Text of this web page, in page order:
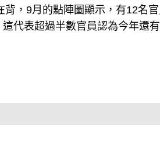
，9月的點陣圖顯示，有12名
代表超過半數官員認為今年還